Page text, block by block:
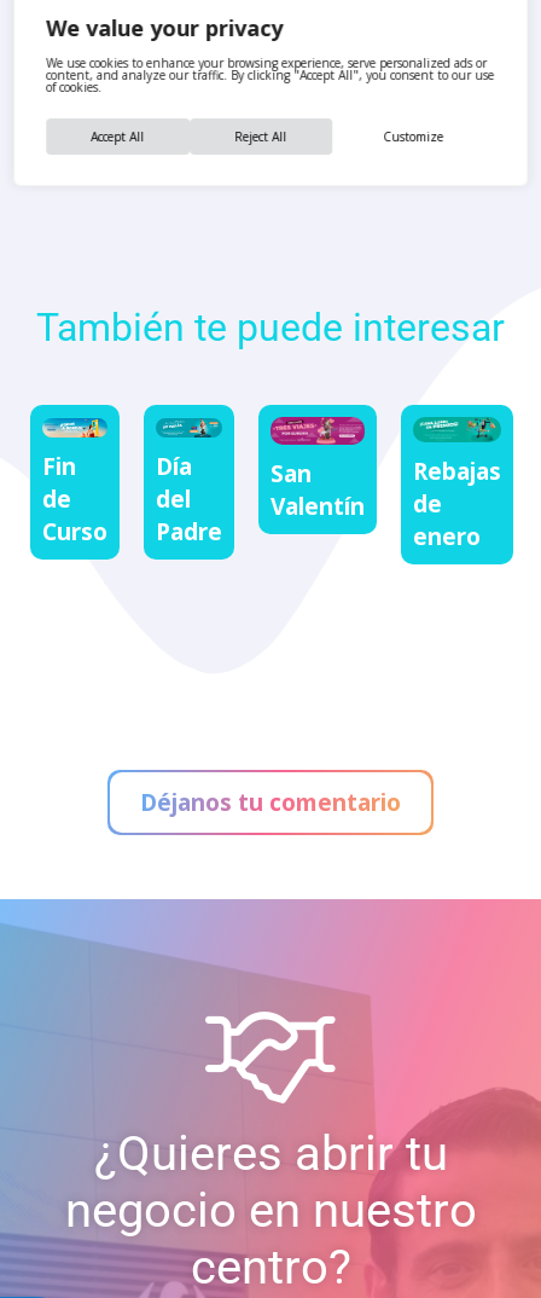
We value your privacy
We use cookies to enhance your browsing experience, serve personalized ads or
content, and analyze our traffic. By clicking "Accept All", you consent to our use
of cookies.
Customize
Reject All
Accept All
También te puede interesar
Fin
de
Curso
Día
del
Padre
San
Valentín
Rebajas
de
enero
Déjanos tu comentario
¿Quieres abrir tu
negocio en nuestro
centro?